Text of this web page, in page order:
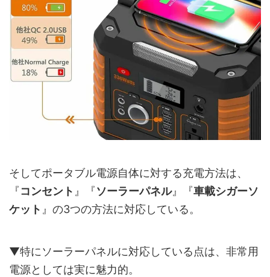
そしてポータブル電源自体に対する充電方法は、
『コンセント 』『ソーラーパネル』『車載シガーソ
ケット 』の3つの方法に対応している。
▼特にソーラーパネルに対応している点は、非常用
電源としては実に魅力的。